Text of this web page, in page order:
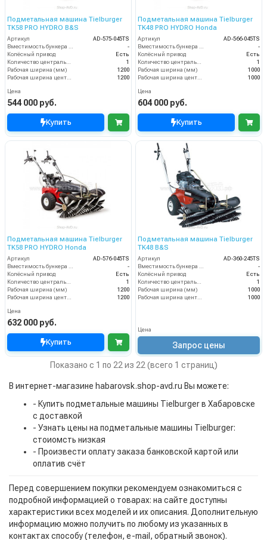
Подметальная машина Tielburger
TK58 PRO HYDRO B&S
Артикул
AD-575-045TS
-
Колёсный привод
Есть
1
Рабочая ширина (мм)
1200
1200
Цена
544 000 руб.
Купить
Подметальная машина Tielburger
TK48 PRO HYDRO Honda
Артикул
AD-566-045TS
-
Колёсный привод
Есть
1
Рабочая ширина (мм)
1000
1000
Цена
604 000 руб.
Купить
Подметальная машина Tielburger
TK58 PRO HYDRO Honda
Артикул
AD-576-045TS
-
Колёсный привод
Есть
1
Рабочая ширина (мм)
1200
1200
Цена
632 000 руб.
Купить
Подметальная машина Tielburger
TK48 B&S
Артикул
AD-360-245TS
-
Колёсный привод
Есть
1
Рабочая ширина (мм)
1000
1000
Цена
Запрос цены
Показано с 1 по 22 из 22 (всего 1 страниц)
В интернет-магазине habarovsk.shop-avd.ru Вы можете:
- Купить подметальные машины Tielburger в Хабаровске
с доставкой
- Узнать цены на подметальные машины Tielburger:
стоиомсть низкая
- Произвести оплату заказа банковской картой или
оплатив счёт
Перед совершением покупки рекомендуем ознакомиться с
подробной информацией о товарах: на сайте доступны
характеристики всех моделей и их описания. Дополнительную
информацию можно получить по любому из указанных в
контактах способу (телефон, e-mail, обратный звонок).